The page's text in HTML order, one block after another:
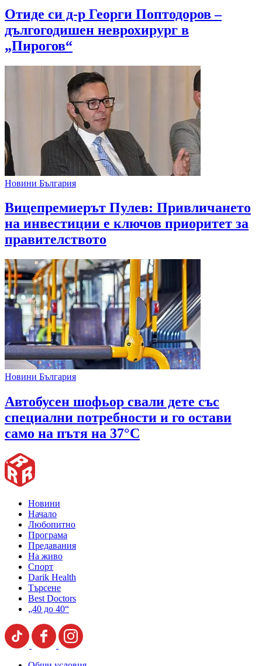
Отиде си д-р Георги Поптодоров –
дългогодишен неврохирург в
„Пирогов“
Новини България
Вицепремиерът Пулев: Привличането
на инвестиции е ключов приоритет за
правителството
Новини България
Автобусен шофьор свали дете със
специални потребности и го остави
само на пътя на 37°C
Новини
Начало
Любопитно
Програма
Предавания
На живо
Спорт
Darik Health
Търсене
Best Doctors
„40 до 40“